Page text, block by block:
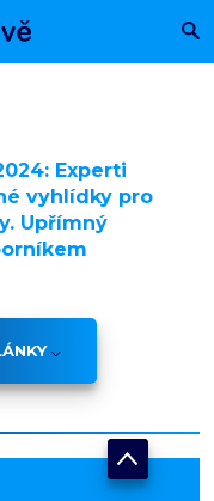
Experti
vyhlídky pro
Upřímný